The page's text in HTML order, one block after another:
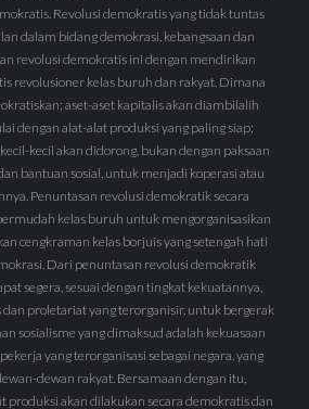
Revolusi demokratis yang tidak tuntas
dalam bidang demokrasi, kebangsaan dan
revolusi demokratis ini dengan mendirikan
revolusioner kelas buruh dan rakyat. Dimana
aset-aset kapitalis akan diambilalih
dengan alat-alat produksi yang paling siap;
kecil akan didorong, bukan dengan paksaan
bantuan sosial, untuk menjadi koperasi atau
Penuntasan revolusi demokratik secara
kelas buruh untuk mengorganisasikan
cengkraman kelas borjuis yang setengah hati
Dari penuntasan revolusi demokratik
segera, sesuai dengan tingkat kekuatannya,
dan proletariat yang terorganisir, untuk bergerak
sosialisme yang dimaksud adalah kekuasaan
yang terorganisasi sebagai negara, yang
dewan rakyat. Bersamaan dengan itu,
produksi akan dilakukan secara demokratis dan